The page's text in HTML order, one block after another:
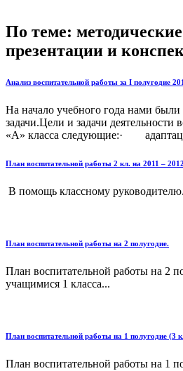
По теме:
презентации и
Анализ воспитательной работы за I полугодие
На начало учебного года нами
задачи.Цели и задачи деятельности
«А» класса следующие:·
План воспитательной работы 2 кл. на 2011 –
В помощь классному
План воспитательной работы на 2 полугодие.
План воспитательной работы на 2
учащимися 1 класса...
План воспитательной работы на 1 полугодие (3
План воспитательной работы на 1